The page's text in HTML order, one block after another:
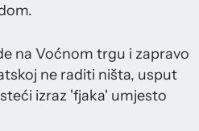
na Voćnom trgu i zapravo
ne raditi ništa, usput
izraz 'fjaka' umjesto